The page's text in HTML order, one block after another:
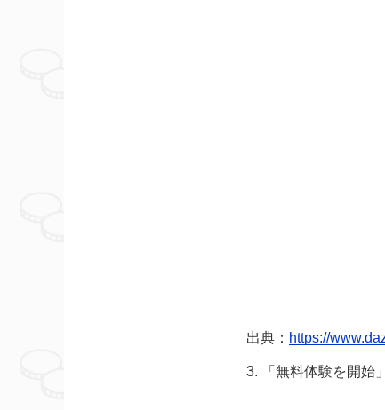
出典： https://
3. 「無料体験を開始